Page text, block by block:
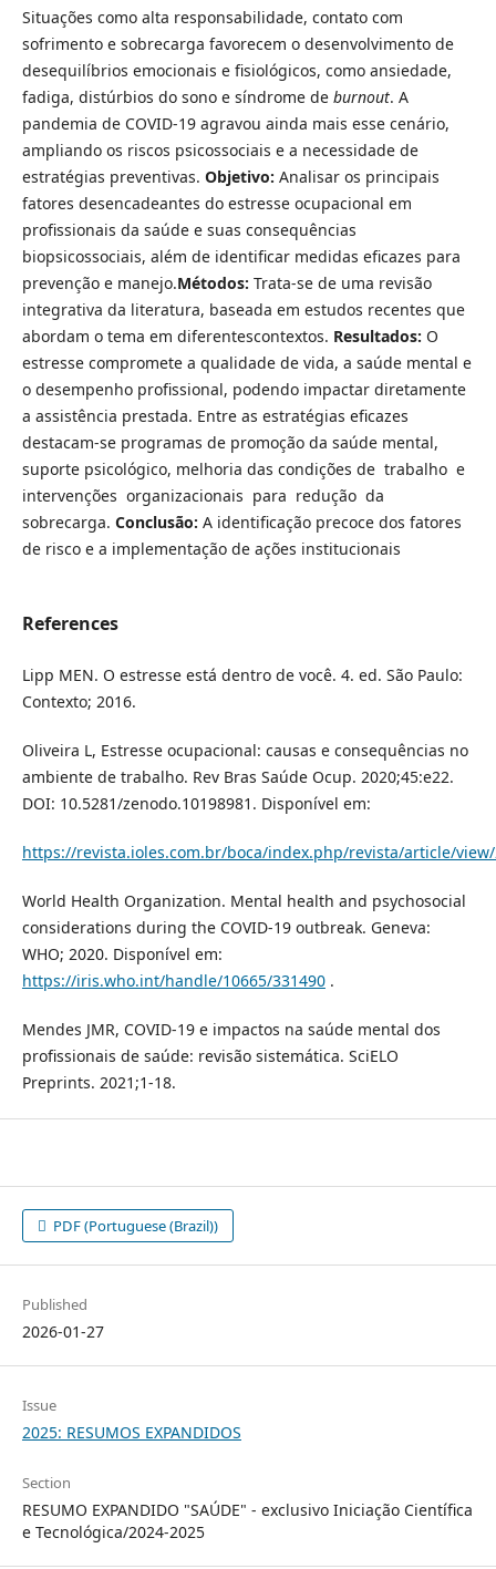
Situações como alta responsabilidade, contato com
sofrimento e sobrecarga favorecem o desenvolvimento de
desequilíbrios emocionais e fisiológicos, como ansiedade,
fadiga, distúrbios do sono e síndrome de burnout. A
pandemia de COVID-19 agravou ainda mais esse cenário,
ampliando os riscos psicossociais e a necessidade de
estratégias preventivas. Objetivo: Analisar os principais
fatores desencadeantes do estresse ocupacional em
profissionais da saúde e suas consequências
biopsicossociais, além de identificar medidas eficazes para
prevenção e manejo.Métodos: Trata-se de uma revisão
integrativa da literatura, baseada em estudos recentes que
abordam o tema em diferentescontextos. Resultados: O
estresse compromete a qualidade de vida, a saúde mental e
o desempenho profissional, podendo impactar diretamente
a assistência prestada. Entre as estratégias eficazes
destacam-se programas de promoção da saúde mental,
suporte psicológico, melhoria das condições de trabalho e
intervenções organizacionais para redução da
sobrecarga. Conclusão: A identificação precoce dos fatores
de risco e a implementação de ações institucionais
References
Lipp MEN. O estresse está dentro de você. 4. ed. São Paulo:
Contexto; 2016.
Oliveira L, Estresse ocupacional: causas e consequências no
ambiente de trabalho. Rev Bras Saúde Ocup. 2020;45:e22.
DOI: 10.5281/zenodo.10198981. Disponível em:
https://revista.ioles.com.br/boca/index.php/revista/article/
World Health Organization. Mental health and psychosocial
considerations during the COVID-19 outbreak. Geneva:
WHO; 2020. Disponível em:
https://iris.who.int/handle/10665/331490.
Mendes JMR, COVID-19 e impactos na saúde mental dos
profissionais de saúde: revisão sistemática. SciELO
Preprints. 2021;1-18.
PDF (Portuguese (Brazil))
Published
2026-01-27
Issue
2025: RESUMOS EXPANDIDOS
Section
RESUMO EXPANDIDO "SAÚDE" - exclusivo Iniciação Científica
e Tecnológica/2024-2025